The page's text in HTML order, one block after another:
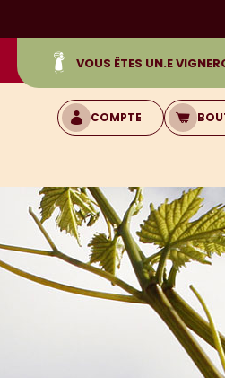
VOUS ÊTES UN.E
COMPTE